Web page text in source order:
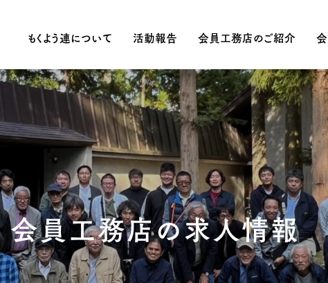
もくよう連について 活動報告 会員工務店のご紹介
会員工務店の求人情報